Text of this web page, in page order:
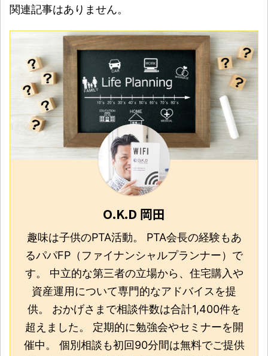
関連記事はありません。
O.K.D 岡田
趣味は子供のPTA活動。 PTA会長の経験もあ
るパパFP（ファイナンシャルプランナー）で
す。 中立的な第三者の立場から、住宅購入や
資産運用について専門的なアドバイスを提
供。 おかげさまで相談件数は合計1,400件を
超えました。 定期的に勉強会やセミナーを開
催中。 個別相談も初回90分間は無料でご提供